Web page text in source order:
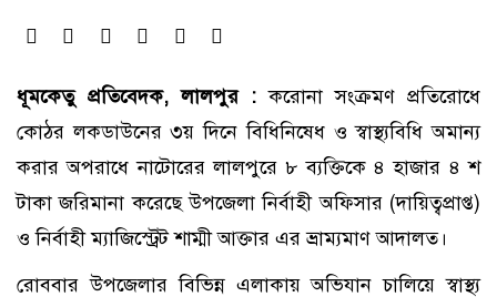
ধূমকেতু প্রতিবেদক, লালপুর :করোনা সংক্রমণ প্রতিরোধে
কোঠর লকডাউনের ৩য় দিনে বিধিনিষেধ ও স্বাস্থ্যবিধি অমান্য
করার অপরাধে নাটোরের লালপুরে ৮ ব্যক্তিকে ৪ হাজার ৪ শ
টাকা জরিমানা করেছে উপজেলা নির্বাহী অফিসার (দায়িত্বপ্রাপ্ত)
ও নির্বাহী ম্যাজিস্ট্রেট শাম্মী আক্তার এর ভ্রাম্যমাণ আদালত।
রোববার উপজেলার বিভিন্ন এলাকায় অভিযান চালিয়ে স্বাস্থ্য